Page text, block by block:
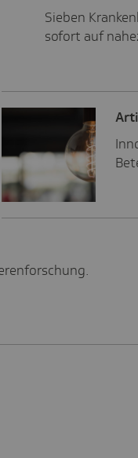
Sieben
sofort auf